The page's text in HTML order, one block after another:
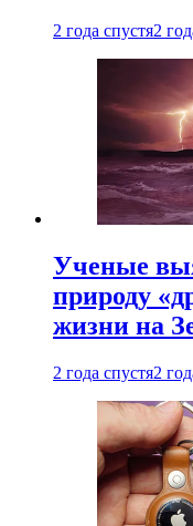
2 года спустя2
Ученые
природу
жизни на
2 года спустя2